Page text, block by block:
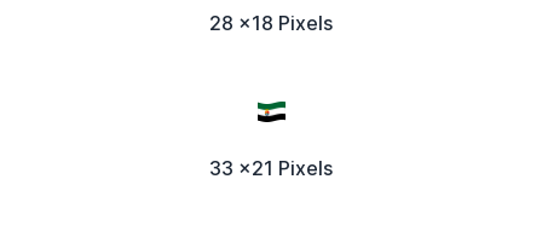
28 x18 Pixels
33 x21 Pixels